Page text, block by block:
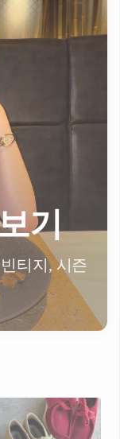
기
티지, 시즌